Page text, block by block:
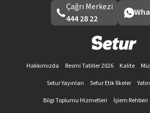
Çağrı Merkezi
444 28 22
Hakkımızda Resmi Tatiller 2026 Kalite
Setur Yayınları
Setur Etik İlkeler
Bilgi Toplumu Hizmetleri
İşlem Rehberi